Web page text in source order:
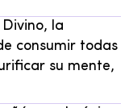
la
consumir todas
su mente,